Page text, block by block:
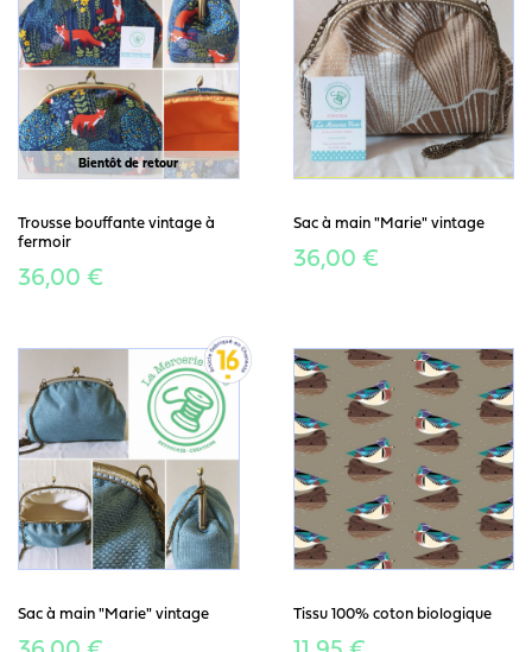
Bientôt de retour
Trousse bouffante vintage à
fermoir
36,00 €
Sac à main "Marie" vintage
36,00 €
Sac à main "Marie" vintage Tissu 100% coton biologique